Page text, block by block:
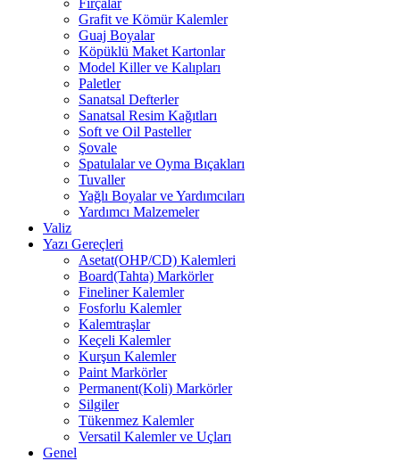
Grafit ve Kömür Kalemler
Guaj Boyalar
Köpüklü Maket Kartonlar
Model Killer ve Kalıpları
Paletler
Sanatsal Defterler
Sanatsal Resim Kağıtları
Soft ve Oil Pasteller
Şovale
Spatulalar ve Oyma Bıçakları
Tuvaller
Yağlı Boyalar ve Yardımcıları
Yardımcı Malzemeler
Valiz
Yazı Gereçleri
Asetat(OHP/CD) Kalemleri
Board(Tahta) Markörler
Fineliner Kalemler
Fosforlu Kalemler
Kalemtraşlar
Keçeli Kalemler
Kurşun Kalemler
Paint Markörler
Permanent(Koli) Markörler
Silgiler
Tükenmez Kalemler
Versatil Kalemler ve Uçları
Genel